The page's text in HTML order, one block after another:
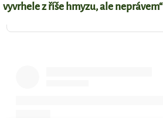
vyvrhele z říše hmyzu, ale neprávem“